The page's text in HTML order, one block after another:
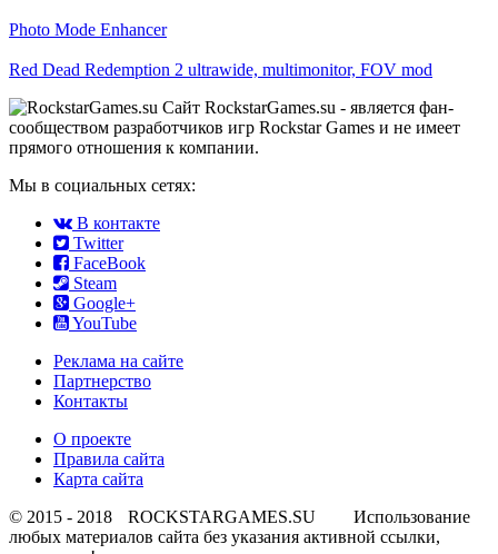
Photo Mode Enhancer
Red Dead Redemption 2 ultrawide, multimonitor, FOV mod
Сайт RockstarGames.su - является фан-
сообществом разработчиков игр Rockstar Games и не имеет
прямого отношения к компании.
Мы в социальных сетях:
В контакте
Twitter
FaceBook
Steam
Google+
YouTube
Реклама на сайте
Партнерство
Контакты
О проекте
Правила сайта
Карта сайта
© 2015 - 2018
ROCKSTARGAMES.SU
Использование
любых материалов сайта без указания активной ссылки,